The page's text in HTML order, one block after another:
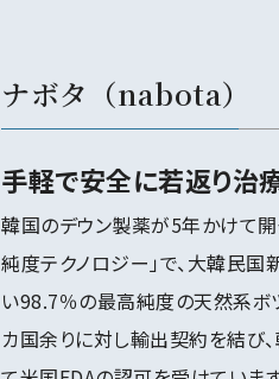
ナボタ（nabota）
手軽で安全に若返り治
韓国のデウン製薬が5年かけて開
純度テクノロジー」で、大韓民
い98.7％の最高純度の天然系ボ
カ国余りに対し輸出契約を結び